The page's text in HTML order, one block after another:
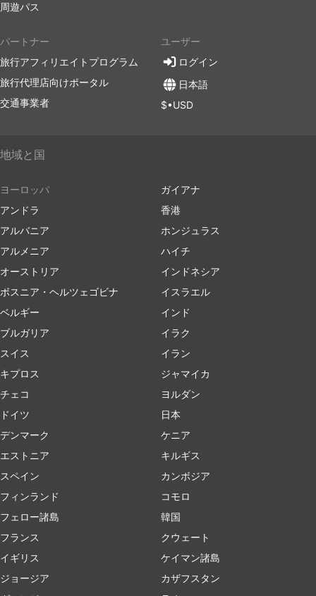
周遊パス
パートナー
旅行アフィリエイトプログラム
旅行代理店向けポータル
交通事業者
ユーザー
ログイン
日本語
$•USD
地域と国
ヨーロッパ
アンドラ
アルバニア
アルメニア
オーストリア
ボスニア・ヘルツェゴビナ
ベルギー
ブルガリア
スイス
キプロス
チェコ
ドイツ
デンマーク
エストニア
スペイン
フィンランド
フェロー諸島
フランス
イギリス
ジョージア
ガイアナ
香港
ホンジュラス
ハイチ
インドネシア
イスラエル
インド
イラク
イラン
ジャマイカ
ヨルダン
日本
ケニア
キルギス
カンボジア
コモロ
韓国
クウェート
ケイマン諸島
カザフスタン